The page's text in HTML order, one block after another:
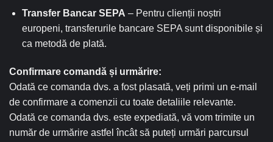
Transfer Bancar SEPA – Pentru clienții noștri
europeni, transferurile bancare SEPA sunt disponibile și
ca metodă de plată.
Confirmare comandă și urmărire:
Odată ce comanda dvs. a fost plasată, veți primi un e-mail
de confirmare a comenzii cu toate detaliile relevante.
Odată ce comanda dvs. este expediată, vă vom trimite un
număr de urmărire astfel încât să puteți urmări parcursul